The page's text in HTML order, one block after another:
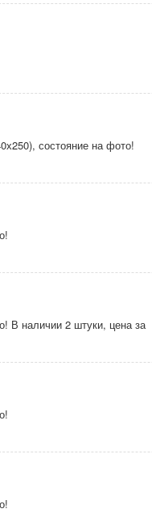
состояние на фото!
В наличии 2 штуки, цена за